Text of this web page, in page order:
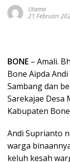
Utama
21 Februari
BONE – Amali.
Bone Aipda
Sambang dan
Sarekajae Desa
Kabupaten
Andi Suprianto
warga
keluh kesah